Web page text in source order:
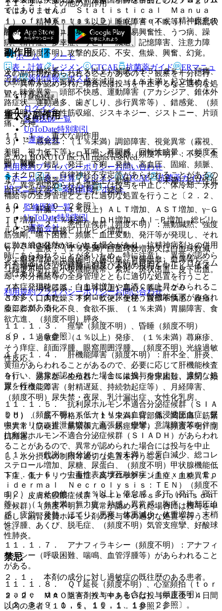
１１．２． その他の副作用
１）． 精神系：（１％以上）睡眠障害（不眠等）、錯乱状
態、（１％未満）悪夢、易刺激性、易興奮性、うつ病、躁
病、精神症、多幸症、リビドー減退、記憶障害、注意力障
害、（頻度不明）攻撃的反応、不安、焦燥、興奮、幻覚。
２）． 神経系：（１％以上）傾眠（１５．２％）、頭痛、
浮動性めまい、振戦、感覚減退、（１％未満）起立性めま
い、味覚異常、頭部不快感、運動障害（アカシジア、錐体外
路症状、運動過多、歯ぎしり、歩行異常等）、錯感覚、（頻
度不明）不随意性筋収縮、ジスキネジー、ジストニー、片頭
痛、失神。
３）． 感覚器：（１％未満）調節障害、視覚異常（霧視、
羞明、視力低下等）、耳鳴、耳閉感、回転性眩暈、（頻度不
明）散瞳。
４）． 循環器：（１％以上）動悸、（１％未満）起立性低
血圧、血圧低下、血圧上昇、頻脈。
５）． 肝臓：（１％以上）ＡＬＴ増加、ＡＳＴ増加、γ−Ｇ
ＴＰ増加、（１％未満）ＬＤＨ増加、Ａｌ−Ｐ増加、総ビリ
ルビン増加、直接ビリルビン増加。
６）． 血液：（１％未満）白血球数増加又は白血球数減
少、単球増加、出血傾向（鼻出血、胃腸出血、血尿等）、
（頻度不明）血小板機能異常、紫斑、斑状出血、皮下出血。
７）． 消化器系：（１％以上）悪心・嘔吐（２０．
３％）、口内乾燥、下痢・軟便、便秘、腹部不快感、腹痛、
腹部膨満、消化不良、食欲不振、（１％未満）胃腸障害、食
欲亢進、（頻度不明）膵炎。
８）． 過敏症：（１％以上）発疹、（１％未満）蕁麻疹、
そう痒症、顔面浮腫、眼窩周囲浮腫、（頻度不明）光線過敏
性反応。
９）． 泌尿器・生殖器：（１％未満）排尿困難、尿閉、頻
尿、性機能障害（射精遅延、持続勃起症等）、月経障害、
（頻度不明）尿失禁・夜尿、乳汁漏出症、女性化乳房。
１０）． 筋・骨格系：（１％未満）背部痛、関節痛、筋緊
張異常（筋硬直、筋緊張亢進、筋痙攣等）、（頻度不明）開
口障害。
１１）． 代謝・内分泌：（１％未満）総蛋白減少、総コレ
ステロール増加、尿糖、尿蛋白、（頻度不明）甲状腺機能低
下症、低ナトリウム血症、高プロラクチン血症、血糖異常。
１２）． その他：（１％以上）倦怠感、多汗（発汗、寝汗
等）、（１％未満）無力症、熱感、異常感、胸痛、胸部圧迫
感、疲労、発熱、ほてり、悪寒、体重減少、体重増加、末梢
性浮腫、あくび、脱毛症、（頻度不明）気管支痙攣、好酸球
性肺炎。
禁忌
２．１． 本剤の成分に対し過敏症の既往歴のある患者。
２．２． ＭＡＯ阻害剤投与中あるいは投与中止後１４日間
以内の患者〔１０．１、１１．１．１参照〕。
ｓｔｉｃ ａｎｄ Ｓｔａｔｉｓｔｉｃａｌ Ｍａｎｕａ
ｌ ｏｆ Ｍｅｎｔａｌ Ｄｉｓｏｒｄｅｒｓ（精神疾患の
診断・統計マニュアル）。
副作用
次の副作用があらわれることがあるので、観察を十分に行
い、異常が認められた場合には投与を中止するなど適切な処
置を行うこと。
重大な副作用
１１．１． 重大な副作用
１１．１．１． セロトニン症候群（頻度不明）：不安、焦
燥、興奮、錯乱、発汗、下痢、発熱、高血圧、固縮、頻脈、
ミオクロヌス、自律神経不安定等があらわれることがあるの
で、異常が認められた場合には投与を中止し、体冷却、水分
補給等の全身管理とともに適切な処置を行うこと〔２．２、
１０．１、１０．２参照〕。
１１．１．２． 悪性症候群（頻度不明）：無動緘黙、強度
筋強剛、嚥下困難、頻脈、血圧変動、発汗等が発現し、それ
に引き続き発熱がみられる場合があり、抗精神病剤との併用
時にあらわれることが多いため、特に注意し、異常が認めら
れた場合には、抗精神病剤及び本剤の投与を中止し、体冷
却、水分補給等の全身管理とともに適切な処置を行うこと
（本症発現時には、白血球増加や血清ＣＫ上昇がみられるこ
とが多く、また、ミオグロビン尿を伴う腎機能低下がみられ
ることがある）。
１１．１．３． 痙攣（頻度不明）、昏睡（頻度不明）
〔９．１．５参照〕。
１１．１．４． 肝機能障害（頻度不明）：肝不全、肝炎、
黄疸があらわれることがあるので、必要に応じて肝機能検査
を行い、異常が認められた場合には投与を中止し、適切な処
置を行うこと。
１１．１．５． 抗利尿ホルモン不適合分泌症候群（ＳＩＡ
ＤＨ）（頻度不明）：低ナトリウム血症、低浸透圧血症、尿
中ナトリウム排泄量増加、高張尿、痙攣、意識障害等を伴う
抗利尿ホルモン不適合分泌症候群（ＳＩＡＤＨ）があらわれ
ることがあるので、異常が認められた場合には投与を中止
し、水分摂取の制限等適切な処置を行うこと。
１１．１．６． 中毒性表皮壊死融解症（Ｔｏｘｉｃ Ｅｐ
ｉｄｅｒｍａｌ Ｎｅｃｒｏｌｙｓｉｓ：ＴＥＮ）（頻度不
明）、皮膚粘膜眼症候群（Ｓｔｅｖｅｎｓ−Ｊｏｈｎｓｏｎ
症候群）（頻度不明）：異常が認められた場合には投与を中
止し、副腎皮質ホルモン剤の投与等の適切な処置を行うこ
と。
１１．１．７． アナフィラキシー（頻度不明）：アナフィ
ラキシー（呼吸困難、喘鳴、血管浮腫等）があらわれること
がある。
１１．１．８． ＱＴ延長（頻度不明）、心室頻拍（ｔｏｒ
ｓａｄｅ ｄｅ ｐｏｉｎｔｅｓを含む）（頻度不明）
〔２．３、９．１．６、１０．１、１０．２参照〕。
ではありません。
ホーム
ノート
表・計算
レジメン CTCAE 抗菌薬ガイド
ERマニュ
アル
薬剤情報 ポスト
新規登録
ログイン
監修医師一覧
UpToDate特別割引
運営会社
© 2021 HOKUTO Inc. All rights reserved.
利用規約プライバシーポリシーお問い合わせ
ホーム
表・計算 レジメン CTCAE
抗菌薬ガイド
ERマニュアル
薬剤情報 ポスト
監修医師一覧
UpToDate特別割引
運営会社
© 2021 HOKUTO Inc. All rights reserved.
※本製品は疾病の診断・治療・予防を目的としたプログラム
ではありません。
利用規約プライバシーポリシーお問い合わせ